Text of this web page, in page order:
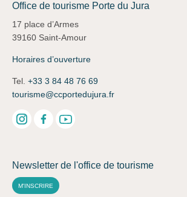
Office de tourisme Porte du Jura
17 place d’Armes
39160 Saint-Amour
Horaires d’ouverture
Tel. +33 3 84 48 76 69
tourisme@ccportedujura.fr
Newsletter de l'office de tourisme
M'INSCRIRE